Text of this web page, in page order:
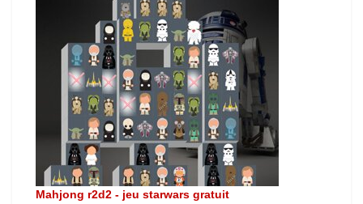
Mahjong r2d2 - jeu starwars gratuit